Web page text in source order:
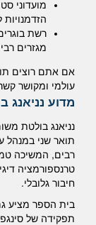
מועדוני
רשת
מגזרים
אם אתם רוצים
עולמי ומקושר
מדוע נניאנג
נניאנג בולטת
רבים, המשיכה
טרנספורמציה
חיבור גלובלי.
בית הספר מציע
תפקידה של